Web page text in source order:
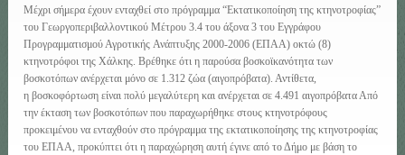
Μέχρι σήμερα έχουν ενταχθεί στο πρόγραμμα “Εκτατικοποίηση της κτηνοτροφίας”
του Γεωργοπεριβαλλοντικού Μέτρου 3.4 του άξονα 3 του Εγγράφου
Προγραμματισμού Αγροτικής Ανάπτυξης 2000-2006 (ΕΠΑΑ) οκτώ (8)
κτηνοτρόφοι της Χάλκης. Βρέθηκε ότι η παρούσα βοσκοϊκανότητα των
βοσκοτόπων ανέρχεται μόνο σε 1.312 ζώα (αιγοπρόβατα). Αντίθετα,
η βοσκοφόρτωση είναι πολύ μεγαλύτερη και ανέρχεται σε 4.491 αιγοπρόβατα Από
την έκταση των βοσκοτόπων που παραχωρήθηκε στους κτηνοτρόφους
προκειμένου να ενταχθούν στο πρόγραμμα της εκτατικοποίησης της κτηνοτροφίας
του ΕΠΑΑ, προκύπτει ότι η παραχώρηση αυτή έγινε από το Δήμο με βάση το